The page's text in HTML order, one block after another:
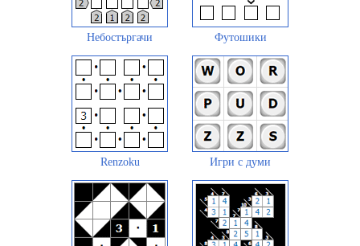
Небостъргачи Футошики
Renzoku Игри с думи